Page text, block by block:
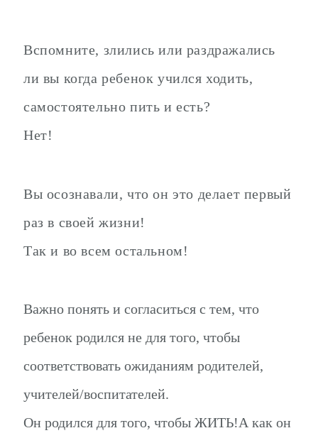
Вспомните, злились или раздражались
ли вы когда ребенок учился ходить,
самостоятельно пить и есть?
Нет!
Вы осознавали, что он это делает первый
раз в своей жизни!
Так и во всем остальном!
Важно понять и согласиться с тем, что
ребенок родился не для того, чтобы
соответствовать ожиданиям родителей,
учителей/воспитателей.
Он родился для того, чтобы ЖИТЬ!А как он